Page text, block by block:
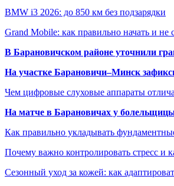
BMW i3 2026: до 850 км без подзарядки
Grand Mobile: как правильно начать и
В Барановичском районе уточнили
На участке Барановичи–Минск
Чем цифровые слуховые аппараты
На матче в Барановичах у болельщицы
Как правильно укладывать
Почему важно контролировать стресс и
Сезонный уход за кожей: как